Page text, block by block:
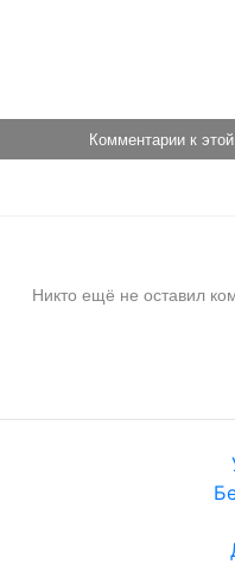
Комментарии к
Никто ещё не оставил